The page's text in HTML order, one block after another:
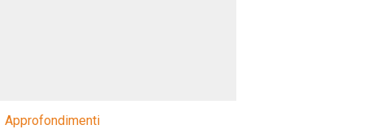
Approfondimenti